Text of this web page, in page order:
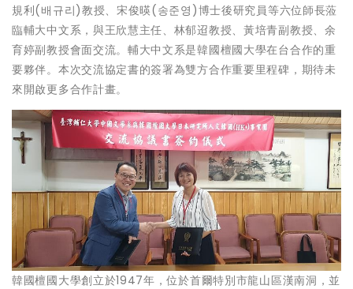
規利(배규리)教授、宋俊暎(송준영)博士後研究員等六位師長蒞
臨輔大中文系，與王欣慧主任、林郁迢教授、黃培青副教授、余
育婷副教授會面交流。輔大中文系是韓國檀國大學在台合作的重
要夥伴。本次交流協定書的簽署為雙方合作重要里程碑，期待未
來開啟更多合作計畫。
韓國檀國大學創立於1947年，位於首爾特別市龍山區漢南洞，並